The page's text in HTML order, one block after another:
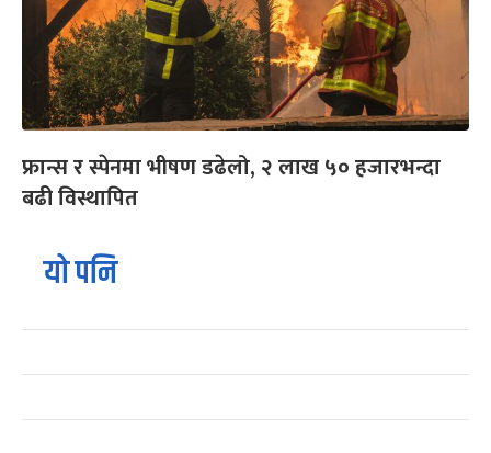
फ्रान्स र स्पेनमा भीषण डढेलो, २ लाख ५० हजारभन्दा
बढी विस्थापित
यो पनि